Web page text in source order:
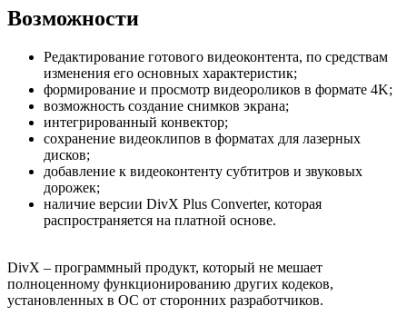
Возможности
Редактирование готового видеоконтента, по средствам
изменения его основных характеристик;
формирование и просмотр видеороликов в формате 4K;
возможность создание снимков экрана;
интегрированный конвектор;
сохранение видеоклипов в форматах для лазерных
дисков;
добавление к видеоконтенту субтитров и звуковых
дорожек;
наличие версии DivX Plus Converter, которая
распространяется на платной основе.
DivX – программный продукт, который не мешает
полноценному функционированию других кодеков,
установленных в ОС от сторонних разработчиков.